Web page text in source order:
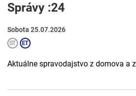
Správy :24
Sobota 25.07.2026
Aktuálne spravodajstvo z domova a